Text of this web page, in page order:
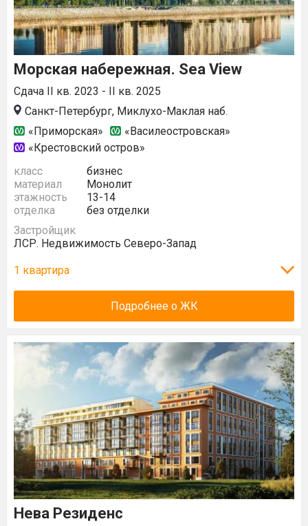
Морская набережная. Sea View
Сдача II кв. 2023 - II кв. 2025
Санкт-Петербург, Миклухо-Маклая наб.
«Приморская»
«Василеостровская»
«Крестовский остров»
класс
бизнес
материал
Монолит
этажность
13-14
отделка
без отделки
Застройщик
ЛСР. Недвижимость Северо-Запад
1 квартира
Подробнее о ЖК
Нева Резиденс